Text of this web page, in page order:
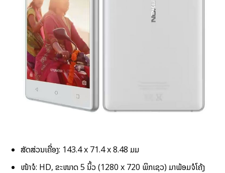
ສັດສ່ວນເຄື່ອງ: 143.4 x 71.4 x 8.48 ມມ
ໜ້າຈໍ: HD, ຂະໜາດ 5 ນິ້ວ (1280 x 720 ພິກເຊວ) ມາພ້ອມຈໍໂຄ້ງ